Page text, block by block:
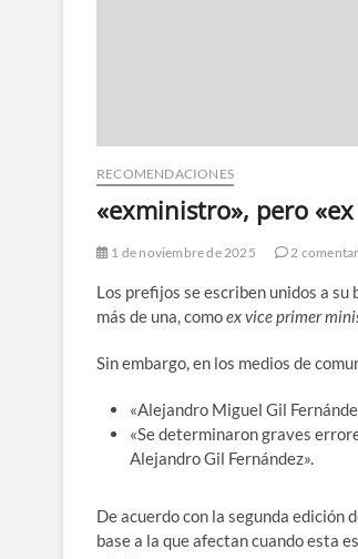
RECOMENDACIONES
«exministro», pero
1 de noviembre de 2025 2
Los prefijos se escriben unidos a su
más de una, comoex vice primer
Sin embargo, en los medios de
«Alejandro Miguel Gil
«Se determinaron graves
Alejandro Gil Fernández».
De acuerdo con la segunda edición
base a la que afectan cuando esta